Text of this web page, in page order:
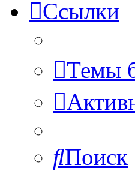
Ссылки
Темы
Поиск